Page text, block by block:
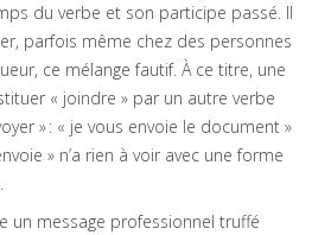
du verbe et son participe passé. Il
parfois même chez des personnes
ce mélange fautif. À ce titre, une
« joindre » par un autre verbe
» : « je vous envoie le document »
» n’a rien à voir avec une forme
un message professionnel truffé